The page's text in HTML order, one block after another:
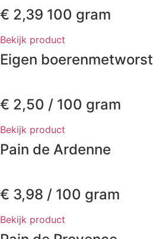
€ 2,39 100 gram
Bekijk product
Eigen boerenmetworst
€ 2,50 / 100 gram
Bekijk product
Pain de Ardenne
€ 3,98 / 100 gram
Bekijk product